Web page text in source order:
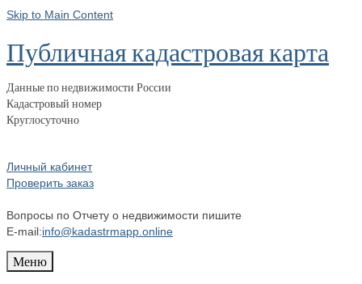
Skip to Main Content
Публичная кадастровая карта
Данные по недвижимости России
Кадастровый номер
Круглосуточно
Личный кабинет
Проверить заказ
Вопросы по Отчету о недвижимости пишите
E-mail:info@kadastrmapp.online
Меню